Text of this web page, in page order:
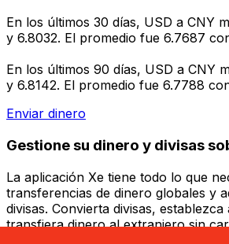
En los últimos 30 días, USD a CNY
y 6.8032. El promedio fue 6.7687
En los últimos 90 días, USD a CNY
y 6.8142. El promedio fue 6.7788
Enviar dinero
Gestione su dinero y divisas
La aplicación Xe tiene todo lo que
transferencias de dinero globales y
divisas. Convierta divisas,
transfiera dinero al extranjero sin